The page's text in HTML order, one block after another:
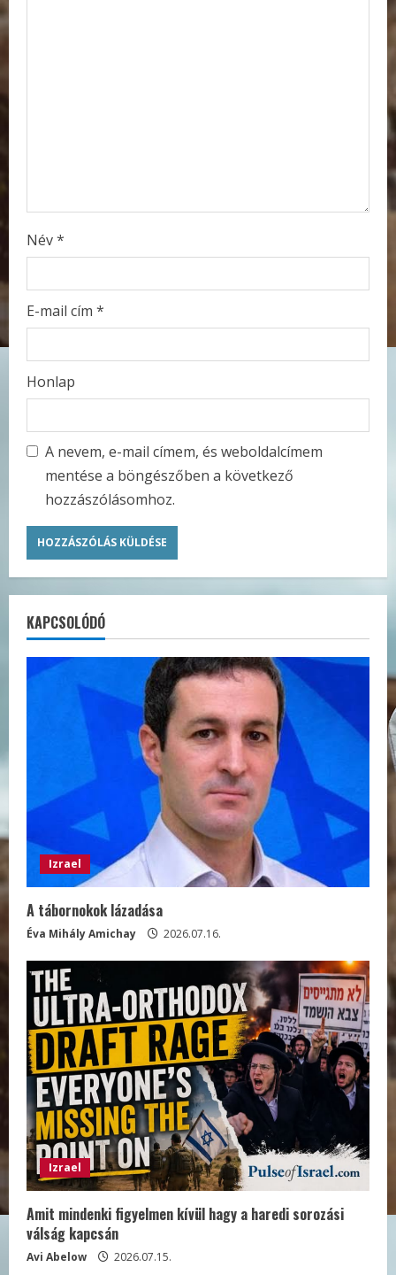
g
Név*
E-mail cím *
Honlap
A nevem, e-mail címem, és weboldalcímem
mentése a böngészőben a következő
hozzászólásomhoz.
KAPCSOLÓDÓ
Izrael
A tábornokok lázadása
Éva Mihály Amichay 2026.07.16.
Izrael
Amit mindenki figyelmen kívül hagy a haredi sorozási
válság kapcsán
Avi Abelow 2026.07.15.